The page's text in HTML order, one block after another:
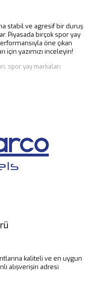
stabil ve agresif bir duruş
Piyasada birçok spor yay
öne çıkan
için yazımızı inceleyin!
spor yay markaları
kaliteli ve en uygun
alışverişin adresi